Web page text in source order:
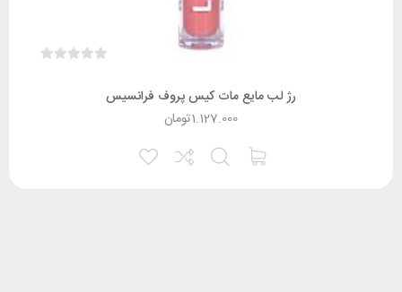
رژ لب مایع مات کیس پروف فرانسیس
تومان1.127.000